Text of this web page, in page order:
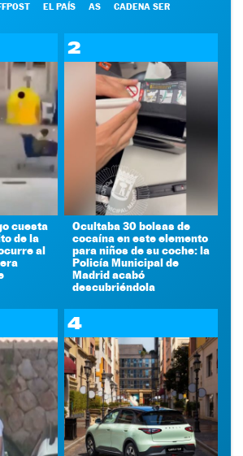
EL PAÍS AS CADENA SER
cuesta
de la
al
2
Ocultaba 30 bolsas de
cocaína en este elemento
para niños de su coche: la
Policía Municipal de
Madrid acabó
descubriéndola
4